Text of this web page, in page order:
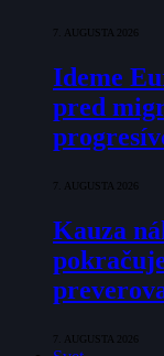
7. AUGUSTA 2026
Ideme
pred
7. AUGUSTA 2026
Kauza
7. AUGUSTA 2026